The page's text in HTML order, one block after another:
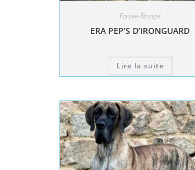
Fauve-Bringé
ERA PEP’S D’IRONGUARD
Lire la suite